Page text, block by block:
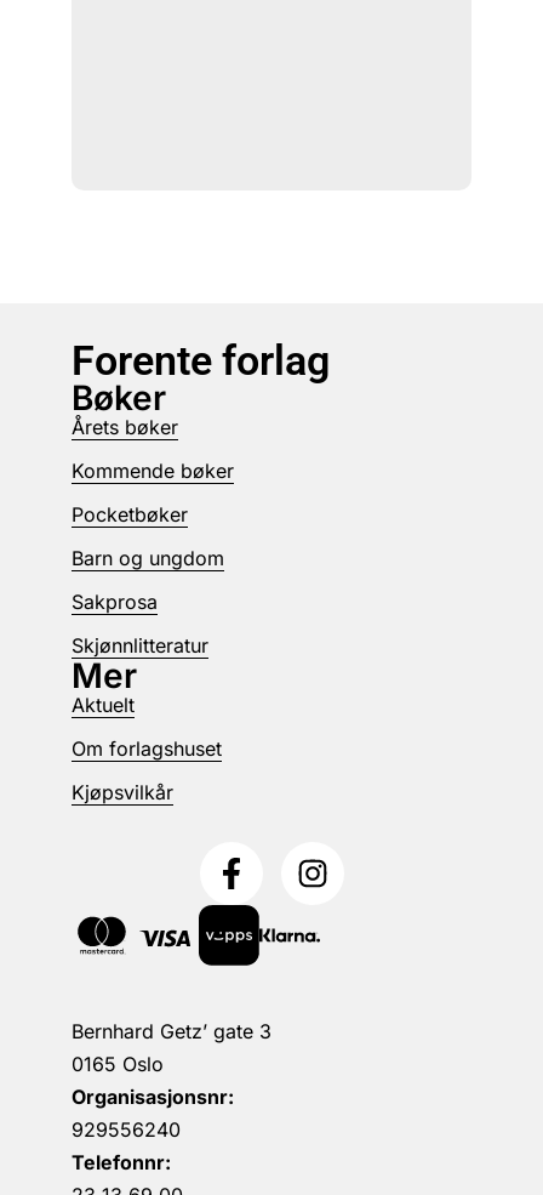
Forente forlag
Bernhard Getz’ gate 3
0165 Oslo
Organisasjonsnr:
929556240
Telefonnr:
Bøker
Årets bøker
Kommende bøker
Pocketbøker
Barn og ungdom
Sakprosa
Skjønnlitteratur
Mer
Aktuelt
Om forlagshuset
Kjøpsvilkår